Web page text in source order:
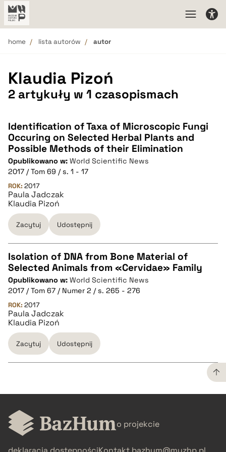
home lista autorów autor
Klaudia Pizoń
2 artykuły w 1 czasopismach
Identification of Taxa of Microscopic Fungi
Occuring on Selected Herbal Plants and
Possible Methods of their Elimination
Opublikowano w: World Scientific News
2017 / Tom 69 / s. 1 - 17
ROK: 2017
Paula Jadczak
Klaudia Pizoń
Zacytuj Udostępnij
CZYSTY TEKST
pobierz cytat
BIBTEX
pobierz cytat
Isolation of DNA from Bone Material of
Selected Animals from «Cervidae» Family
Opublikowano w: World Scientific News
2017 / Tom 67 / Numer 2 / s. 265 - 276
ROK: 2017
Paula Jadczak
Klaudia Pizoń
Zacytuj Udostępnij
CZYSTY TEKST
pobierz cytat o projekcie